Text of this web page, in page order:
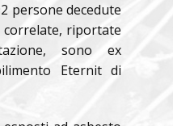
persone decedute
riportate
sono ex
Eternit di